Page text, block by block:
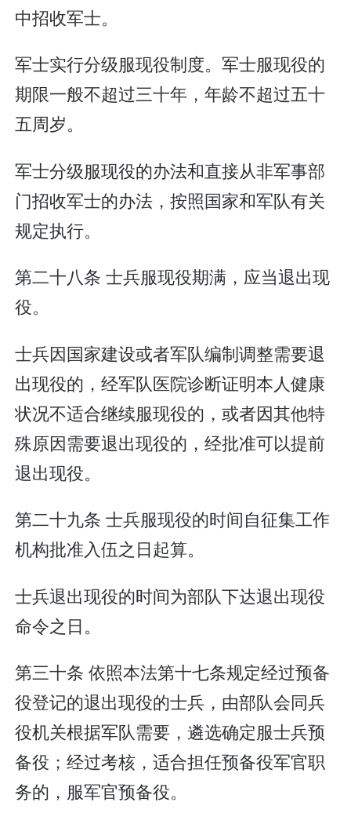
中招收军士。
军士实行分级服现役制度。军士服现役的
期限一般不超过三十年，年龄不超过五十
五周岁。
军士分级服现役的办法和直接从非军事部
门招收军士的办法，按照国家和军队有关
规定执行。
第二十八条 士兵服现役期满，应当退出现
役。
士兵因国家建设或者军队编制调整需要退
出现役的，经军队医院诊断证明本人健康
状况不适合继续服现役的，或者因其他特
殊原因需要退出现役的，经批准可以提前
退出现役。
第二十九条 士兵服现役的时间自征集工作
机构批准入伍之日起算。
士兵退出现役的时间为部队下达退出现役
命令之日。
第三十条 依照本法第十七条规定经过预备
役登记的退出现役的士兵，由部队会同兵
役机关根据军队需要，遴选确定服士兵预
备役；经过考核，适合担任预备役军官职
务的，服军官预备役。